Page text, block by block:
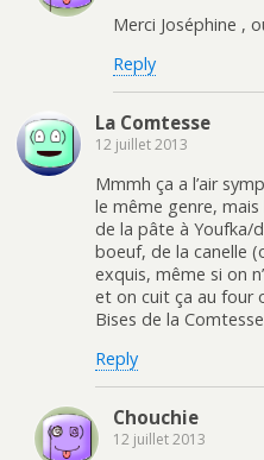
Merci Joséphine ,
Reply
La Comtesse
12 juillet 2013
Mmmh ça a l’air
le même genre, mais
de la pâte à Youfka/
boeuf, de la canelle
exquis, même si on
et on cuit ça au four
Bises de la Comtesse
Reply
Chouchie
12 juillet 2013